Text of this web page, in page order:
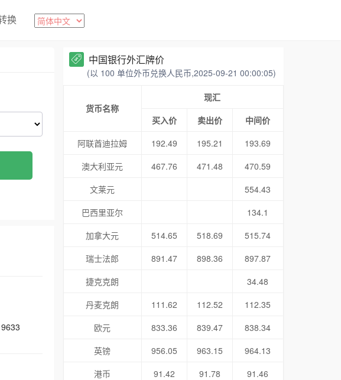
换
中国银行外汇牌价
(以 100 单位外币兑换人民币,2025-09-21 00:00:05)
货币名称
现汇
买入价
卖出价
中间价
阿联酋迪拉姆
192.49 195.21
193.69
澳大利亚元
467.76 471.48
470.59
文莱元
554.43
巴西里亚尔
134.1
加拿大元
514.65 518.69
515.74
瑞士法郎
891.47 898.36
897.87
捷克克朗
34.48
丹麦克朗
111.62 112.52
112.35
欧元
833.36 839.47
838.34
英镑
956.05 963.15
964.13
港币
91.42 91.78
91.46